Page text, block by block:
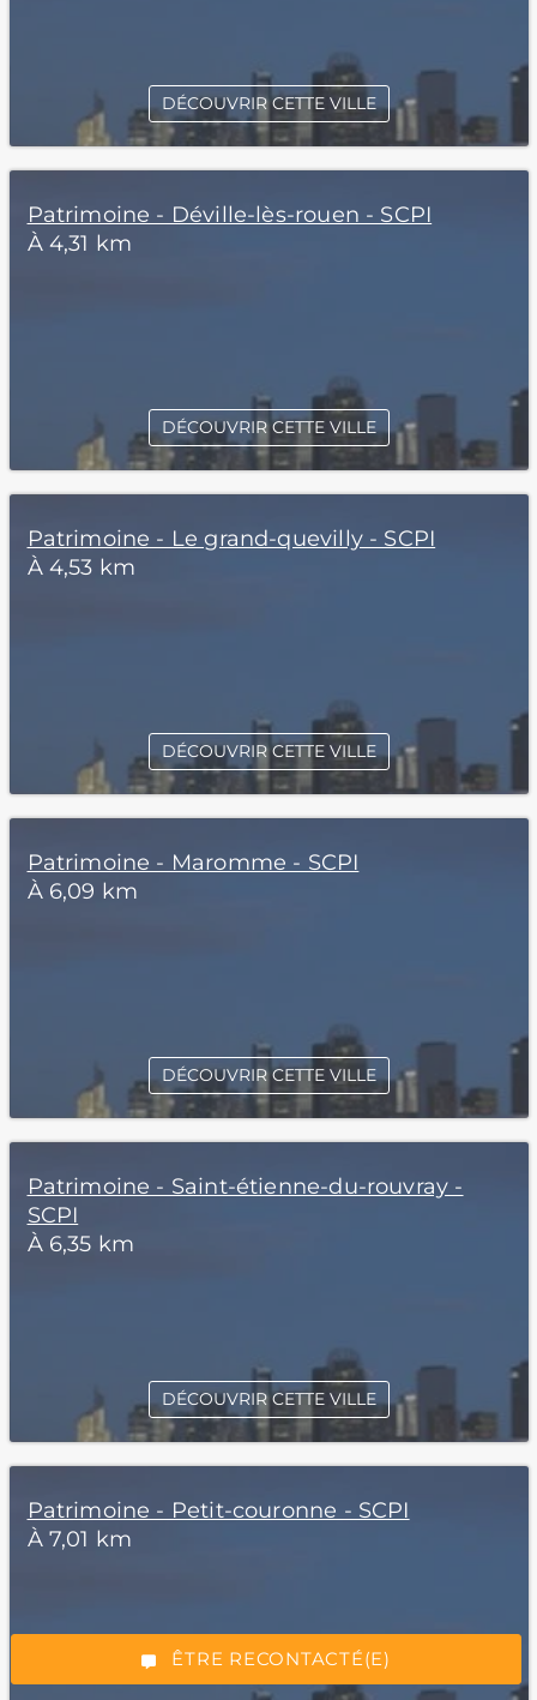
“Excellent”, 165 avis
ÊTRE RECONTACTÉ(E)
DÉCOUVRIR CETTE VILLE
Patrimoine - Déville-lès-rouen - SCPI
À 4,31 km
DÉCOUVRIR CETTE VILLE
Patrimoine - Le grand-quevilly - SCPI
À 4,53 km
DÉCOUVRIR CETTE VILLE
Patrimoine - Maromme - SCPI
À 6,09 km
DÉCOUVRIR CETTE VILLE
Patrimoine - Saint-étienne-du-rouvray -
SCPI
À 6,35 km
DÉCOUVRIR CETTE VILLE
Patrimoine - Petit-couronne - SCPI
À 7,01 km